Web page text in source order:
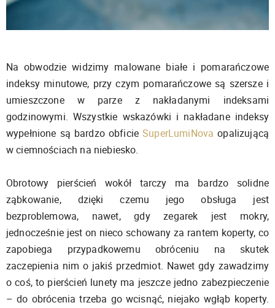
Na obwodzie widzimy malowane białe i pomarańczowe
indeksy minutowe, przy czym pomarańczowe są szersze i
umieszczone w parze z nakładanymi indeksami
godzinowymi. Wszystkie wskazówki i nakładane indeksy
wypełnione są bardzo obficieSuperLumiNova opalizującą
w ciemnościach na niebiesko.
Obrotowy pierścień wokół tarczy ma bardzo solidne
ząbkowanie, dzięki czemu jego obsługa jest
bezproblemowa, nawet, gdy zegarek jest mokry,
jednocześnie jest on nieco schowany za rantem koperty, co
zapobiega przypadkowemu obróceniu na skutek
zaczepienia nim o jakiś przedmiot. Nawet gdy zawadzimy
o coś, to pierścień lunety ma jeszcze jedno zabezpieczenie
– do obrócenia trzeba go wcisnąć, niejako wgłąb koperty.